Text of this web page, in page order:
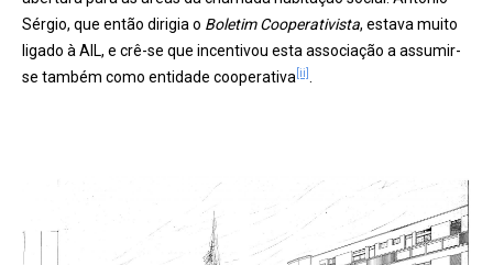
Sérgio, que então dirigia o Boletim Cooperativista, estava muito
ligado à AIL, e crê-se que incentivou esta associação a assumir-
se também como entidade cooperativa [ii]